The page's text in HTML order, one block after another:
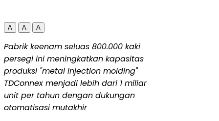
A A A
Pabrik keenam seluas 800.000 kaki
persegi ini meningkatkan kapasitas
produksi "metal injection molding"
TDConnex menjadi lebih dari 1 miliar
unit per tahun dengan dukungan
otomatisasi mutakhir